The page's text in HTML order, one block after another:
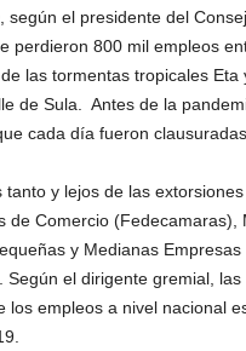
según el presidente del
perdieron 800 mil empleos
las tormentas tropicales
de Sula. Antes de la
cada día fueron
tanto y lejos de las
de Comercio
y Medianas
Según el dirigente gremial,
los empleos a nivel nacional